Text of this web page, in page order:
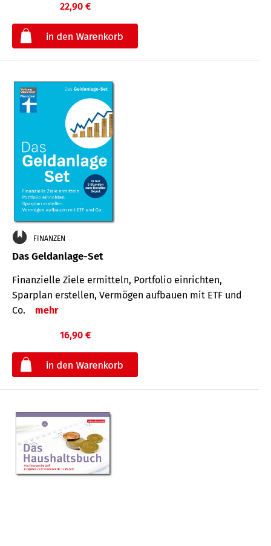
22,90 €
FINANZEN
Das Geldanlage-Set
Finanzielle Ziele ermitteln, Portfolio einrichten,
Sparplan erstellen, Vermögen aufbauen mit ETF und
Co.
mehr
16,90 €